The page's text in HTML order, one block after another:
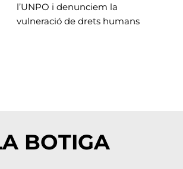
l’UNPO i denunciem la
vulneració de drets humans
BOTIGA